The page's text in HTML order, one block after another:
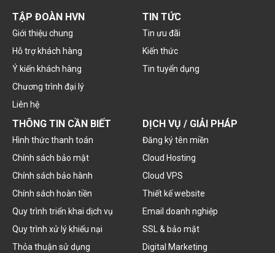
TẬP ĐOÀN HVN
Giới thiệu chung
Hỗ trợ khách hàng
Ý kiến khách hàng
Chương trình đại lý
Liên hệ
TIN TỨC
Tin ưu đãi
Kiến thức
Tin tuyển dụng
THÔNG TIN CẦN BIẾT
Hình thức thanh toán
Chính sách bảo mật
Chính sách bảo hành
Chính sách hoàn tiền
Quy trình triển khai dịch vụ
Quy trình xử lý khiếu nại
Thỏa thuận sử dụng
DỊCH VỤ / GIẢI PHÁP
Đăng ký tên miền
Cloud Hosting
Cloud VPS
Thiết kế website
Email doanh nghiệp
SSL & bảo mật
Digital Marketing